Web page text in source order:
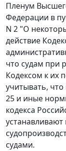
Пленум
Федерации в
N 2 "О
действие
что судам при
Кодексом к их
учитывать, что
25 и иные
кодекса
судами.